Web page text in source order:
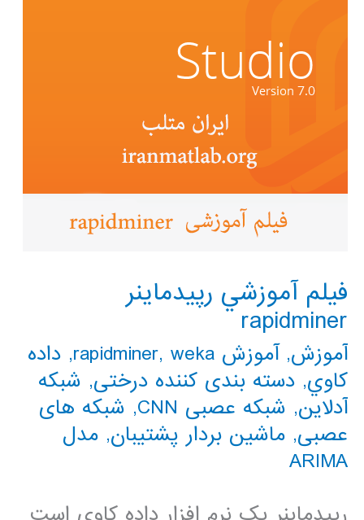
اکسل
فيلم آموزشي رپيدماينر
rapidminer
آموزش,آموزش rapidminer , weka
, داده
كاوي, دسته بندی کننده درختی, شبکه
آدلاین, شبکه عصبی CNN , شبکه های
عصبی, ماشین بردار پشتیبان, مدل
ARIMA